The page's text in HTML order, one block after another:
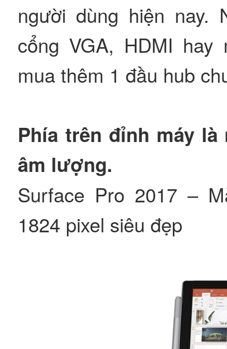
người dùng hiện nay.
cổng VGA, HDMI
mua thêm 1 đầu hub
Phía trên đỉnh máy
âm lượng.
Surface Pro 2017 –
1824 pixel siêu đẹp